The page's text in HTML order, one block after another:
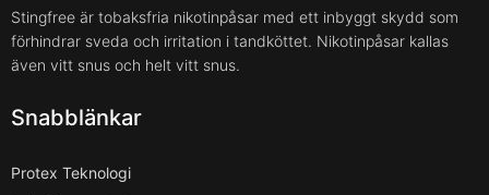
Stingfree är tobaksfria nikotinpåsar med ett inbyggt skydd som
förhindrar sveda och irritation i tandköttet. Nikotinpåsar kallas
även vitt snus och helt vitt snus.
Snabblänkar
Protex Teknologi